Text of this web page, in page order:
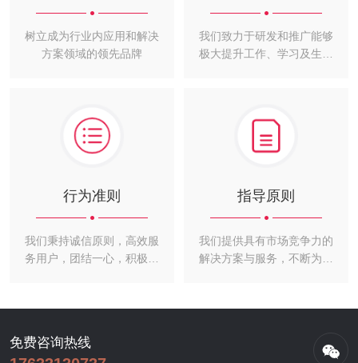
树立成为行业内应用和解决
方案领域的领先品牌
我们致力于研发和推广能够
极大提升工作、学习及生活
行为准则
我们秉持诚信原则，高效服
务用户，团结一心，积极进
指导原则
我们提供具有市场竞争力的
解决方案与服务，不断为客
免费咨询热线